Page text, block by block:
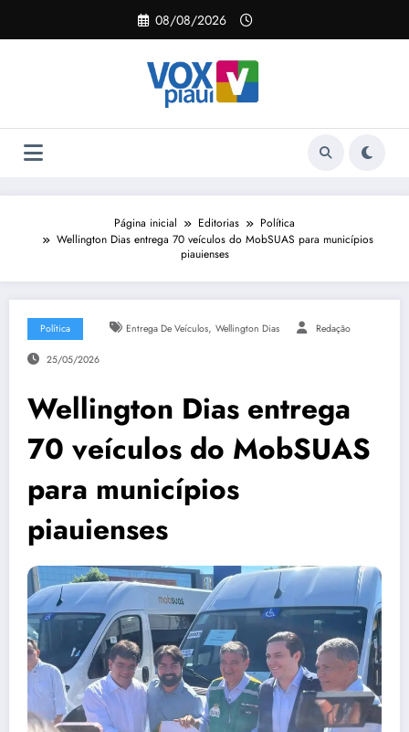
o
08/08/2026
Página inicial Editorias
Política
Wellington Dias entrega 70 veículos do MobSUAS para municípios
piauienses
Política Entrega De Veículos, Wellington Dias Redação
25/05/2026
Wellington Dias entrega
70 veículos do MobSUAS
para municípios
piauienses